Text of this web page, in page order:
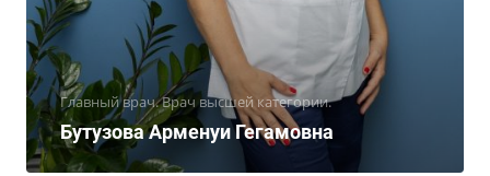
Главный врач. Врач высшей категории.
Бутузова Арменуи Гегамовна